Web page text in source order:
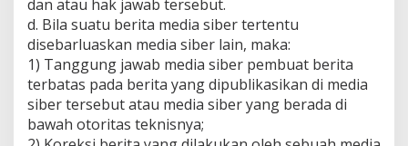
dan atau hak jawab tersebut.
d. Bila suatu berita media siber tertentu
disebarluaskan media siber lain, maka:
1) Tanggung jawab media siber pembuat berita
terbatas pada berita yang dipublikasikan di media
siber tersebut atau media siber yang berada di
bawah otoritas teknisnya;